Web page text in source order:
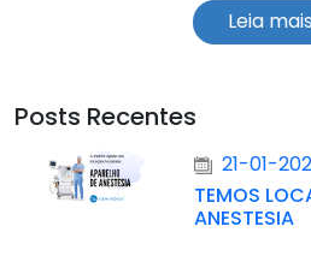
Leia mais
Posts Recentes
21-01-
TEMOS
ANESTESIA